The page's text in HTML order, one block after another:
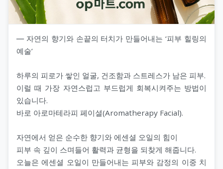
― 자연의 향기와 손끝의 터치가 만들어내는 ‘피부 힐링의
예술’
하루의 피로가 쌓인 얼굴, 건조함과 스트레스가 남은 피부.
이럴 때 가장 자연스럽고 부드럽게 회복시켜주는 방법이
있습니다.
바로 아로마테라피 페이셜(Aromatherapy Facial).
자연에서 얻은 순수한 향기와 에센셜 오일의 힘이
피부 속 깊이 스며들어 활력과 균형을 되찾게 해줍니다.
오늘은 에센셜 오일이 만들어내는 피부와 감정의 이중 치